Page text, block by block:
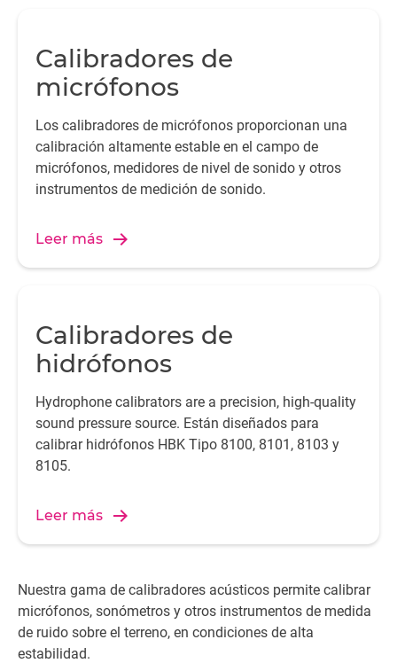
Calibradores de
micrófonos
Los calibradores de micrófonos proporcionan una
calibración altamente estable en el campo de
micrófonos, medidores de nivel de sonido y otros
instrumentos de medición de sonido.
Leer más
Calibradores de
hidrófonos
Hydrophone calibrators are a precision, high-quality
sound pressure source. Están diseñados para
calibrar hidrófonos HBK Tipo 8100, 8101, 8103 y
8105.
Leer más
Nuestra gama de calibradores acústicos permite calibrar
micrófonos, sonómetros y otros instrumentos de medida
de ruido sobre el terreno, en condiciones de alta
estabilidad.